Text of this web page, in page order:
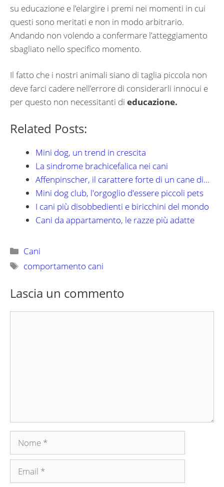
su educazione e l’elargire i premi nei momenti in cui
questi sono meritati e non in modo arbitrario.
Andando non volendo a confermare l’atteggiamento
sbagliato nello specifico momento.
Il fatto che i nostri animali siano di taglia piccola non
deve farci cadere nell’errore di considerarli innocui e
per questo non necessitanti di educazione.
Related Posts:
Mini dog, un trend in crescita
La sindrome brachicefalica nei cani
Affenpinscher, il carattere forte di un cane di…
Mini dog club, l'orgoglio d'essere piccoli pets
I cani più disobbedienti e biricchini del mondo
Cani da appartamento, le razze più adatte
Categorie
Cani
Tag
comportamento cani
Lascia un commento
Nome
Email